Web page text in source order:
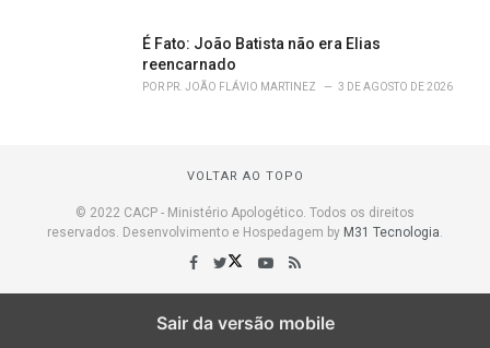
É Fato: João Batista não era Elias
reencarnado
POR PR. JOÃO FLÁVIO MARTINEZ 3 DE AGOSTO DE 2026
VOLTAR AO TOPO
© 2022 CACP - Ministério Apologético. Todos os direitos
reservados. Desenvolvimento e Hospedagem by M31 Tecnologia
Sair da versão mobile